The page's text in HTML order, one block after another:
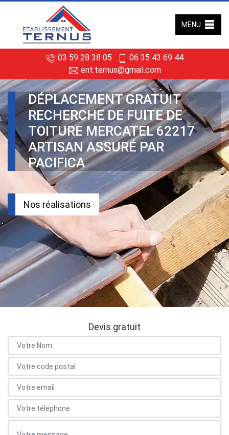
03 59 28 38 05
06 35 43 69 44
ent.ternus@gmail.com
MENU
DÉPLACEMENT GRATUIT
RECHERCHE DE FUITE DE
TOITURE MERCATEL 62217
ARTISAN ASSURÉ PAR
PACIFICA
Nos réalisations
Devis gratuit